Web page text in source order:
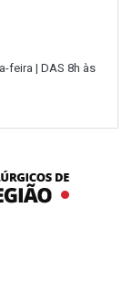
feira | DAS 8h às